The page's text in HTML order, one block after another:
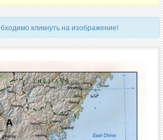
кликнуть на изображение!